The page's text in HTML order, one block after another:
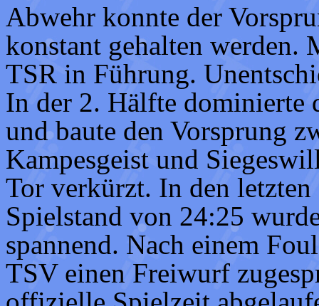
Abwehr konnte der
konstant gehalten werden.
TSR in Führung.
In der 2. Hälfte dominierte
und baute den Vorsprung
Kampesgeist und
Tor verkürzt. In den
Spielstand von 24:25
spannend. Nach einem
TSV einen Freiwurf